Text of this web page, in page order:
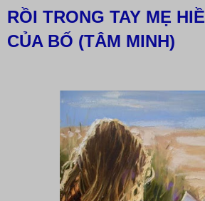
RỒI TRONG TAY MẸ
CỦA BỐ (TÂM MINH)